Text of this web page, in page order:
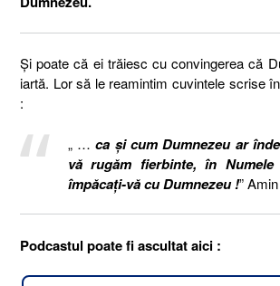
Și poate că ei trăiesc cu convingerea că
iartă. Lor să le reamintim cuvintele scrise
:
„ …ca şi cum Dumnezeu ar
vă rugăm fierbinte, în
împăcaţi-vă cu Dumnezeu !”
Podcastul poate fi ascultat aici :